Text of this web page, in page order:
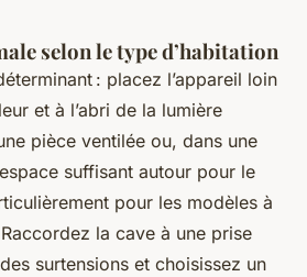
selon le type d’habitation
: placez l’appareil loin
et à l’abri de la lumière
pièce ventilée ou, dans une
suffisant autour pour le
pour les modèles à
la cave à une prise
surtensions et choisissez un